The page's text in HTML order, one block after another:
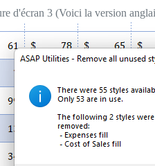
d'écran 3 (Voici la version